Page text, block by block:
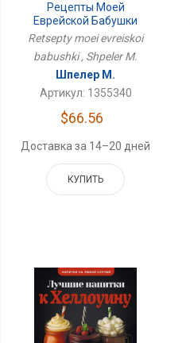
Рецепты Моей
Еврейской Бабушки
Retsepty moei evreiskoi
babushki , Shpeler M.
Шпелер М.
Артикул: 1355340
$66.56
Доставка за 14–20 дней
КУПИТЬ